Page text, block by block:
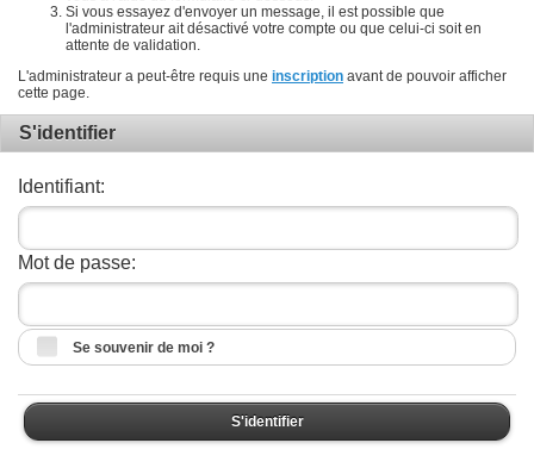
Si vous essayez d'envoyer un message, il est possible que
l'administrateur ait désactivé votre compte ou que celui-ci soit en
attente de validation.
L'administrateur a peut-être requis une inscription avant de pouvoir afficher
cette page.
S'identifier
Identifiant:
Mot de passe:
Se souvenir de moi ?
S'identifier